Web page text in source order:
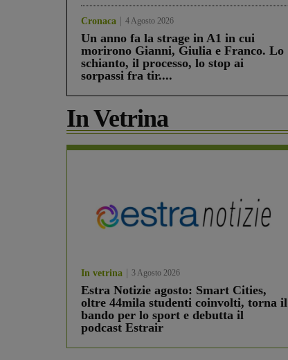
Cronaca 4 Agosto 2026
Un anno fa la strage in A1 in cui
morirono Gianni, Giulia e Franco. Lo
schianto, il processo, lo stop ai
sorpassi fra tir....
In Vetrina
In vetrina 3 Agosto 2026
Estra Notizie agosto: Smart Cities,
oltre 44mila studenti coinvolti, torna il
bando per lo sport e debutta il
podcast Estrair